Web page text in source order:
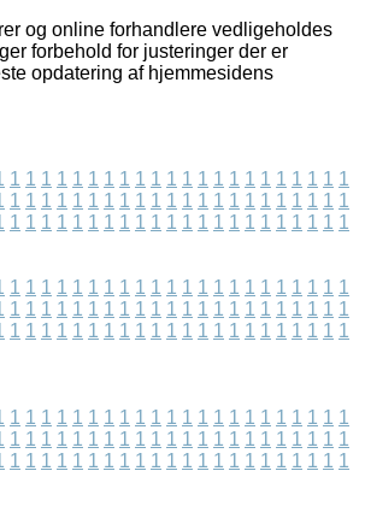
og online forhandlere vedligeholdes
forbehold for justeringer der er
opdatering af hjemmesidens
1 1 1 1 1 1 1 1 1 1 1 1 1 1 1 1 1 1 1 1 1 1
1 1 1 1 1 1 1 1 1 1 1 1 1 1 1 1 1 1 1 1 1 1
1 1 1 1 1 1 1 1 1 1 1 1 1 1 1 1 1 1 1 1 1 1
1 1 1 1 1 1 1 1 1 1 1 1 1 1 1 1 1 1 1 1 1 1
1 1 1 1 1 1 1 1 1 1 1 1 1 1 1 1 1 1 1 1 1 1
1 1 1 1 1 1 1 1 1 1 1 1 1 1 1 1 1 1 1 1 1 1
1 1 1 1 1 1 1 1 1 1 1 1 1 1 1 1 1 1 1 1 1 1
1 1 1 1 1 1 1 1 1 1 1 1 1 1 1 1 1 1 1 1 1 1
1 1 1 1 1 1 1 1 1 1 1 1 1 1 1 1 1 1 1 1 1 1